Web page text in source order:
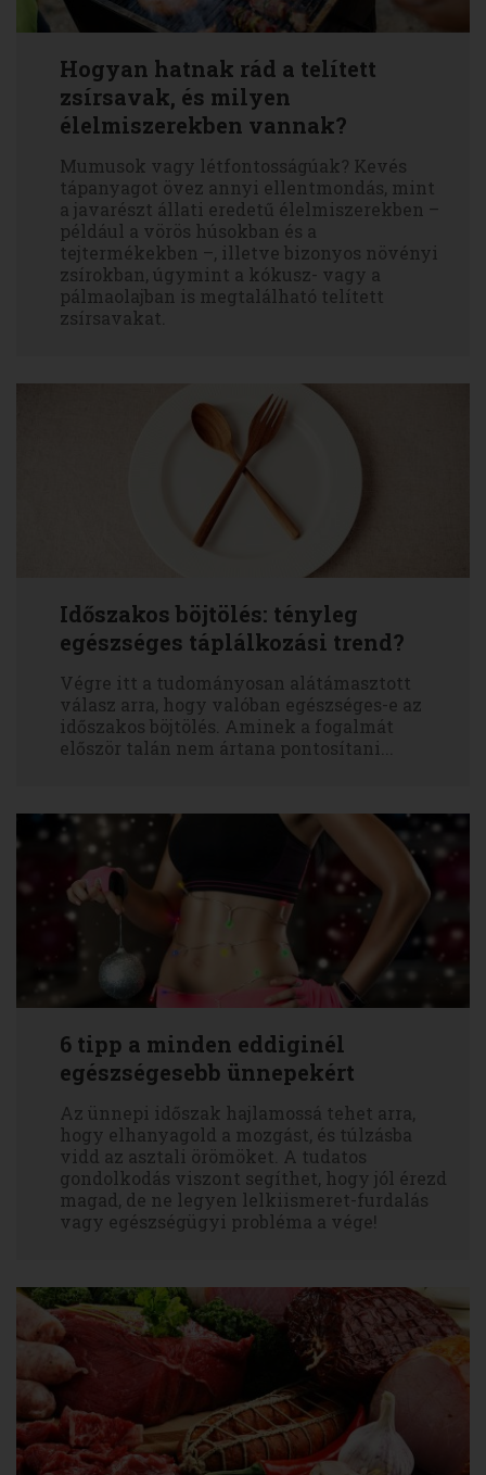
Hogyan hatnak rád a telített
zsírsavak, és milyen
élelmiszerekben vannak?
Mumusok vagy létfontosságúak? Kevés
tápanyagot övez annyi ellentmondás, mint
a javarészt állati eredetű élelmiszerekben –
például a vörös húsokban és a
tejtermékekben –, illetve bizonyos növényi
zsírokban, úgymint a kókusz- vagy a
pálmaolajban is megtalálható telített
zsírsavakat.
Időszakos böjtölés: tényleg
egészséges táplálkozási trend?
Végre itt a tudományosan alátámasztott
válasz arra, hogy valóban egészséges-e az
időszakos böjtölés. Aminek a fogalmát
először talán nem ártana pontosítani...
6 tipp a minden eddiginél
egészségesebb ünnepekért
Az ünnepi időszak hajlamossá tehet arra,
hogy elhanyagold a mozgást, és túlzásba
vidd az asztali örömöket. A tudatos
gondolkodás viszont segíthet, hogy jól érezd
magad, de ne legyen lelkiismeret-furdalás
vagy egészségügyi probléma a vége!